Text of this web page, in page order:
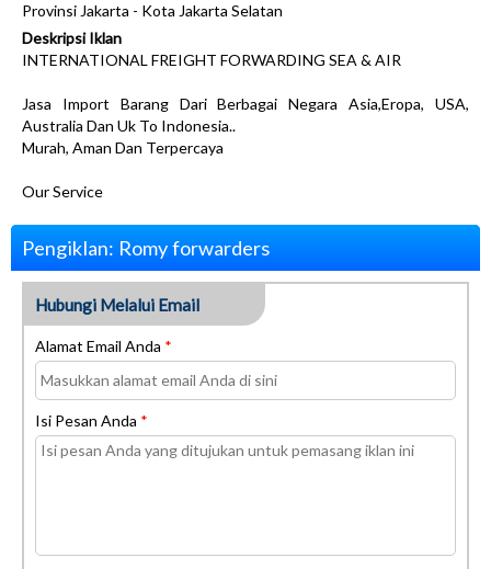
Provinsi Jakarta - Kota Jakarta Selatan
Deskripsi Iklan
INTERNATIONAL FREIGHT FORWARDING SEA & AIR
Jasa Import Barang Dari Berbagai Negara Asia,Eropa, USA,
Australia Dan Uk To Indonesia..
Murah, Aman Dan Terpercaya
Our Service
Pengiklan: Romy forwarders
Hubungi Melalui Email
Alamat Email Anda *
Isi Pesan Anda *